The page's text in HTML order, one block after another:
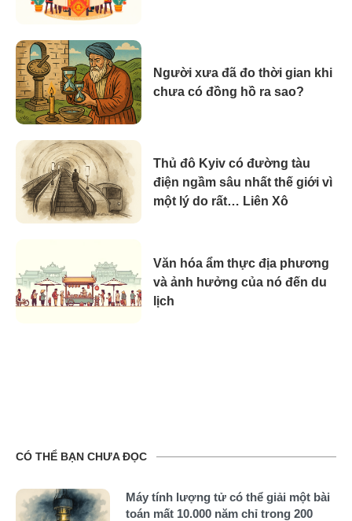
Người xưa đã đo thời gian khi
chưa có đồng hồ ra sao?
Thủ đô Kyiv có đường tàu
điện ngầm sâu nhất thế giới vì
một lý do rất… Liên Xô
Văn hóa ẩm thực địa phương
và ảnh hưởng của nó đến du
lịch
CÓ THỂ BẠN CHƯA ĐỌC
Máy tính lượng tử có thể giải một bài
toán mất 10.000 năm chỉ trong 200